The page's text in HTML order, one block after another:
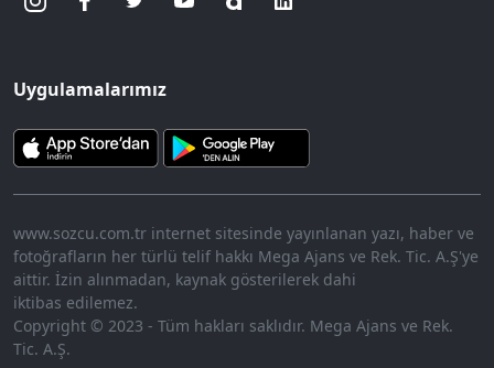
Uygulamalarımız
www.sozcu.com.tr internet sitesinde yayınlanan yazı, haber ve
fotoğrafların her türlü telif hakkı Mega Ajans ve Rek. Tic. A.Ş'ye
aittir. İzin alınmadan, kaynak gösterilerek dahi
iktibas edilemez.
Copyright © 2023 - Tüm hakları saklıdır. Mega Ajans ve Rek.
Tic. A.Ş.